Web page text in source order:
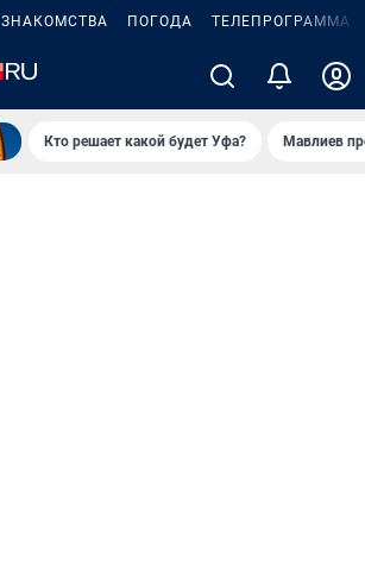
ЗНАКОМСТВА ПОГОДА ТЕЛЕПРОГРАММА
Кто решает какой будет Уфа? Мавлиев